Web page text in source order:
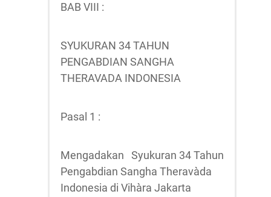
BAB VIII :
SYUKURAN 34 TAHUN
PENGABDIAN SANGHA
THERAVADA INDONESIA
Pasal 1 :
Mengadakan Syukuran 34 Tahun
Pengabdian Sangha Theravàda
Indonesia di Vihàra Jakarta